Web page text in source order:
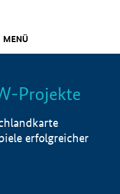
MENÜ
Info
Projekte
erfolgreicher